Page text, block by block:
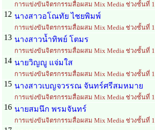
การแข่งขันจิตรกรรมสื่อผสม Mix Media ช่วงชั้นที่ 1
12 นางสาวอโณทัย ไชยพิมพ์
การแข่งขันจิตรกรรมสื่อผสม Mix Media ช่วงชั้นที่ 1
13 นางสาวน้ำทิพย์ โตมร
การแข่งขันจิตรกรรมสื่อผสม Mix Media ช่วงชั้นที่ 1
14 นายวิญญู แจ่มใส
การแข่งขันจิตรกรรมสื่อผสม Mix Media ช่วงชั้นที่ 1
15 นางสาวเบญจวรรณ จันทร์ศรีสมหมาย
การแข่งขันจิตรกรรมสื่อผสม Mix Media ช่วงชั้นที่ 1
16 นายสมนึก พรมจันทร์
การแข่งขันจิตรกรรมสื่อผสม Mix Media ช่วงชั้นที่ 1